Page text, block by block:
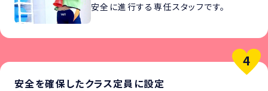
安全に進行する専任スタッフです。
安全を確保したクラス定員に設定